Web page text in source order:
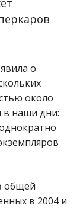
о
около
в наши дни:
общей
в 2004 и